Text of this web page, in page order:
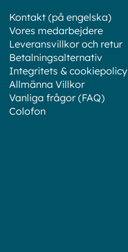
Kontakt (på engelska)
Vores medarbejdere
Leveransvillkor och retur
Betalningsalternativ
Integritets & cookiepolicy
Allmänna Villkor
Vanliga frågor (FAQ)
Colofon